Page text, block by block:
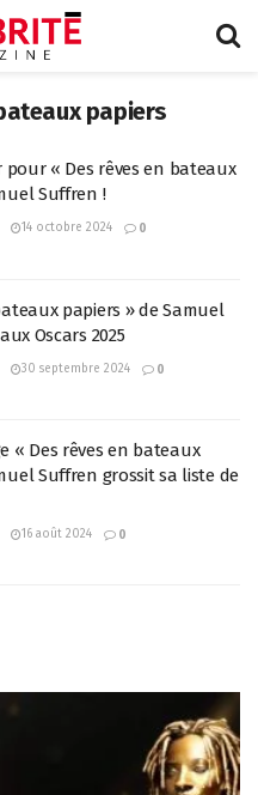
papiers
« Des rêves en bateaux
Suffren !
14 octobre 2024 0
papiers » de Samuel
Oscars 2025
30 septembre 2024 0
« Des rêves en bateaux
Suffren grossit sa liste de
16 août 2024 0